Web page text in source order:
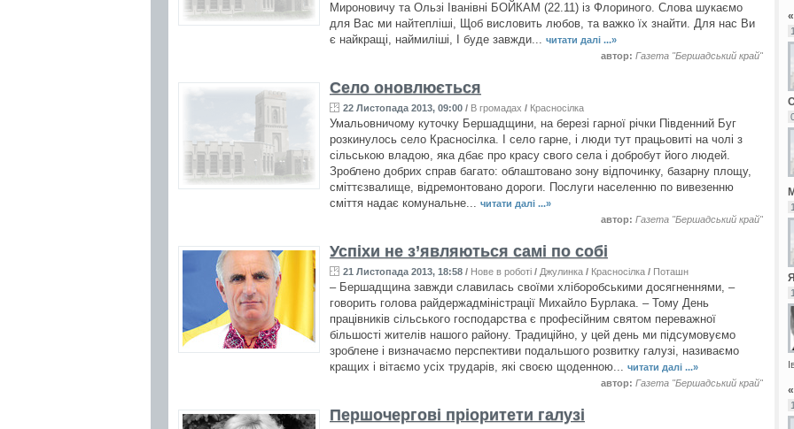
Мироновичу та Ользі Іванівні БОЙКАМ (22.11) із Флориного. Слова шукаємо
для Вас ми найтепліші, Щоб висловить любов, та важко їх знайти. Для нас Ви
є найкращі, наймиліші, І буде завжди... читати далі ...»
автор: Газета "Бершадський край"
Село оновлюється
22 Листопада 2013, 09:00 / В громадах / Красносілка
Умальовничому куточку Бершадщини, на березі гарної річки Південний Буг
розкинулось село Красносілка. І село гарне, і люди тут працьовиті на чолі з
сільською владою, яка дбає про красу свого села і добробут його людей.
Зроблено добрих справ багато: облаштовано зону відпочинку, базарну площу,
сміттєзвалище, відремонтовано дороги. Послуги населенню по вивезенню
сміття надає комунальне... читати далі ...»
автор: Газета "Бершадський край"
Успіхи не з’являються самі по собі
21 Листопада 2013, 18:58 / Нове в роботі / Джулинка / Красносілка / Поташня
– Бершадщина завжди славилась своїми хліборобськими досягненнями, –
говорить голова райдержадміністрації Михайло Бурлака. – Тому День
працівників сільського господарства є професійним святом переважної
більшості жителів нашого району. Традиційно, у цей день ми підсумовуємо
зроблене і визначаємо перспективи подальшого розвитку галузі, називаємо
кращих і вітаємо усіх трударів, які своєю щоденною... читати далі ...»
автор: Газета "Бершадський край"
Першочергові пріоритети галузі